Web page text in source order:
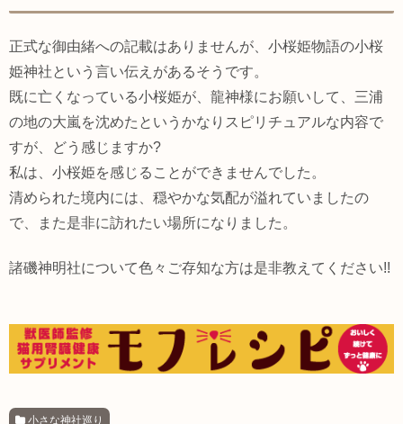
正式な御由緒への記載はありませんが、小桜姫物語の小桜
姫神社という言い伝えがあるそうです。
既に亡くなっている小桜姫が、龍神様にお願いして、三浦
の地の大嵐を沈めたというかなりスピリチュアルな内容で
すが、どう感じますか?
私は、小桜姫を感じることができませんでした。
清められた境内には、穏やかな気配が溢れていましたの
で、また是非に訪れたい場所になりました。
諸磯神明社について色々ご存知な方は是非教えてください!!
小さな神社巡り